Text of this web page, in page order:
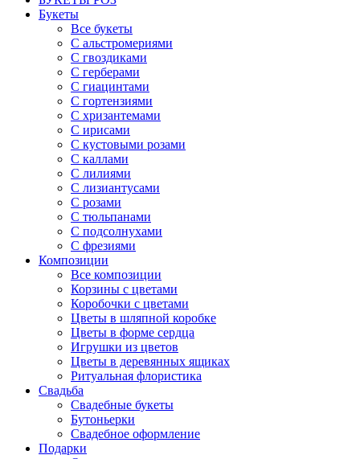
Букеты
Все букеты
С альстромериями
С гвоздиками
С герберами
С гиацинтами
С гортензиями
С хризантемами
С ирисами
С кустовыми розами
С каллами
С лилиями
С лизиантусами
С розами
С тюльпанами
С подсолнухами
С фрезиями
Композиции
Все композиции
Корзины с цветами
Коробочки с цветами
Цветы в шляпной коробке
Цветы в форме сердца
Игрушки из цветов
Цветы в деревянных ящиках
Ритуальная флористика
Свадьба
Свадебные букеты
Бутоньерки
Свадебное оформление
Подарки